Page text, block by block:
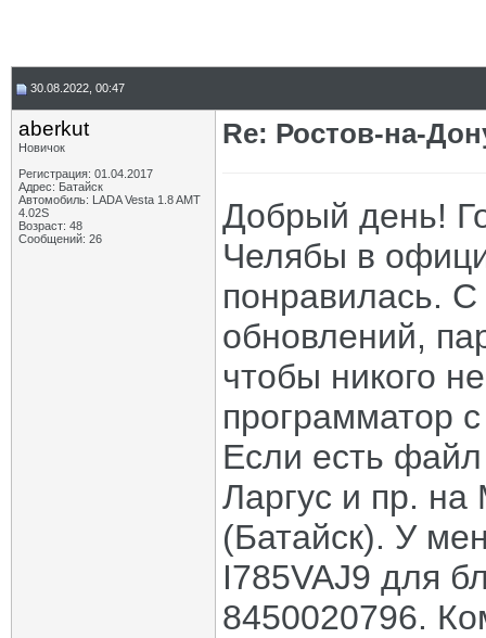
30.08.2022, 00:47
aberkut
Новичок
Регистрация: 01.04.2017
Адрес: Батайск
Автомобиль: LADA Vesta 1.8 AMT
4.02S
Возраст: 48
Сообщений: 26
Re: Ростов-на-
Добрый день!
Челябы в
понравилась.
обновлений,
чтобы никого
программатор
Если есть
Ларгус и пр. на
(Батайск). У
I785VAJ9 для
8450020796.